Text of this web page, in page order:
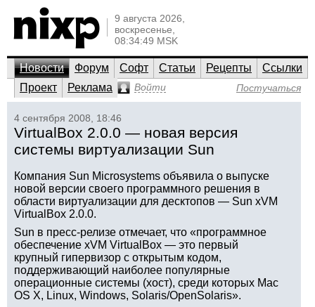
9 августа 2026,
воскресенье,
08:34:49 MSK
Новости Форум Софт Статьи Рецепты
Ссылки
Проект
Реклама Войти Постучаться
4 сентября 2008, 18:46
VirtualBox 2.0.0 — новая версия
системы виртуализации Sun
Компания Sun Microsystems объявила о выпуске
новой версии своего программного решения в
области виртуализации для десктопов — Sun xVM
VirtualBox 2.0.0.
Sun в пресс-релизе отмечает, что «программное
обеспечение xVM VirtualBox — это первый
крупный гипервизор с открытым кодом,
поддерживающий наиболее популярные
операционные системы (хост), среди которых Mac
OS X, Linux, Windows, Solaris/OpenSolaris».